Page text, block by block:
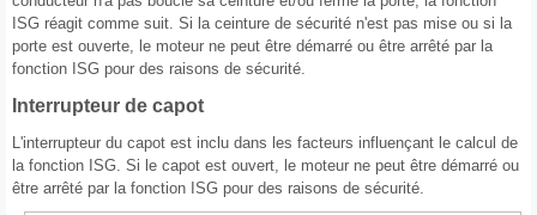
ISG réagit comme suit. Si la ceinture de sécurité n'est pas mise ou si la
porte est ouverte, le moteur ne peut être démarré ou être arrêté par la
fonction ISG pour des raisons de sécurité.
Interrupteur de capot
L'interrupteur du capot est inclu dans les facteurs influençant le calcul de
la fonction ISG. Si le capot est ouvert, le moteur ne peut être démarré ou
être arrêté par la fonction ISG pour des raisons de sécurité.